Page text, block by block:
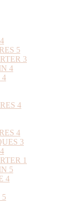
4
5
3
4
4
4
4
3
4
1
5
4
5